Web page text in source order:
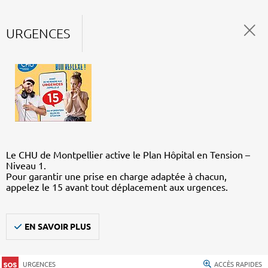
URGENCES
Le CHU de Montpellier active le Plan Hôpital en Tension –
Niveau 1.
Pour garantir une prise en charge adaptée à chacun,
appelez le 15 avant tout déplacement aux urgences.
EN SAVOIR PLUS
URGENCES ACCÈS RAPIDES